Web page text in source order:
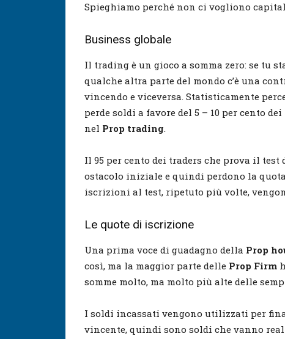
Spieghiamo perché non ci vogliono
Business globale
Il trading è un gioco a somma zero: se tu
qualche altra parte del mondo c’è una
vincendo e viceversa. Statisticamente
perde soldi a favore del 5 – 10 per cento
nel Prop trading.
Il 95 per cento dei traders che prova il test
ostacolo iniziale e quindi perdono la
iscrizioni al test, ripetuto più volte,
Le quote di iscrizione
Una prima voce di guadagno della Prop
così, ma la maggior parte delle Prop Firm
somme molto, ma molto più alte delle
I soldi incassati vengono utilizzati per
vincente, quindi sono soldi che vanno